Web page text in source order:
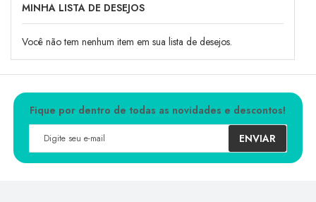
MINHA LISTA DE DESEJOS
Você não tem nenhum item em sua lista de desejos.
Fique por dentro de todas as novidades e descontos!
ENVIAR